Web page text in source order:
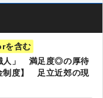
を含む
人」 満足度◎の厚待
制度】 足立近郊の現